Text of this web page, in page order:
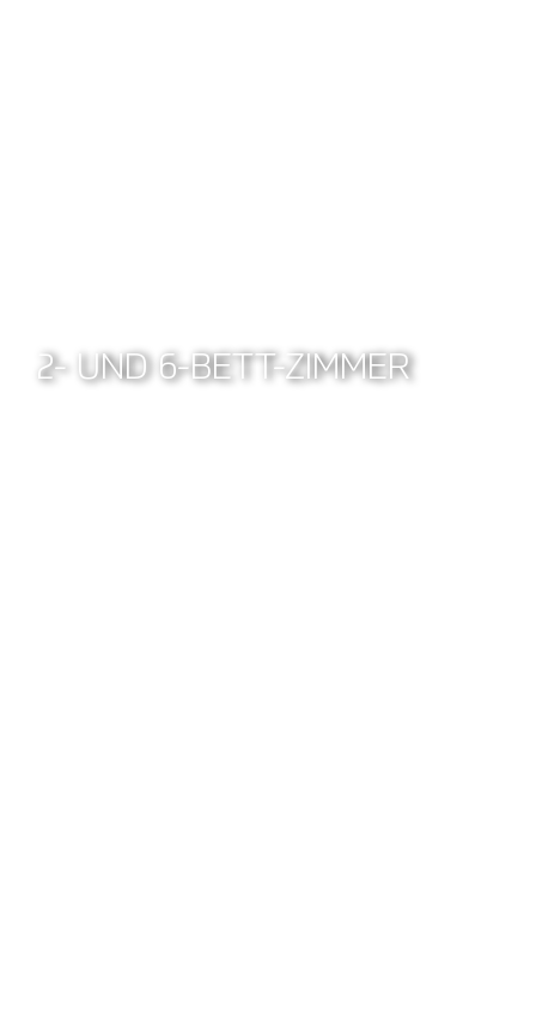
2- UND 6-BETT-ZIMMER